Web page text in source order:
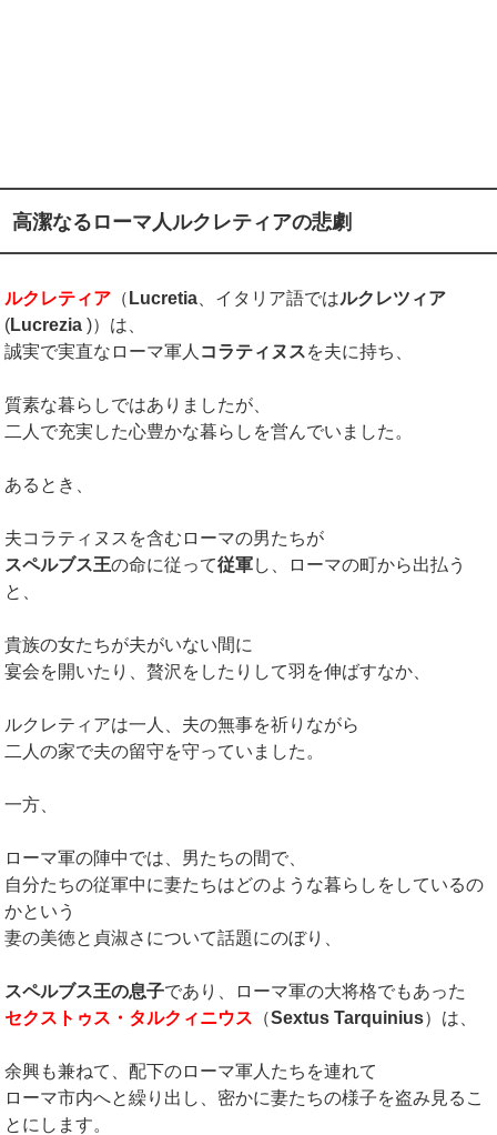
高潔なるローマ人ルクレティアの悲劇
ルクレティア （ Lucretia 、イタリア語ではルクレツィア
(Lucrezia )）は、
誠実で実直なローマ軍人 コラティヌスを夫に持ち、
質素な暮らしではありましたが、
二人で充実した心豊かな暮らしを営んでいました。
あるとき、
夫コラティヌスを含むローマの男たちが
スペルブス王の命に従って従軍し、ローマの町から出払う
と、
貴族の女たちが夫がいない間に
宴会を開いたり、贅沢をしたりして羽を伸ばすなか、
ルクレティアは一人、夫の無事を祈りながら
二人の家で夫の留守を守っていました。
一方、
ローマ軍の陣中では、男たちの間で、
自分たちの従軍中に妻たちはどのような暮らしをしているの
かという
妻の美徳と貞淑さについて話題にのぼり、
スペルブス王の息子であり、ローマ軍の大将格でもあった
セクストゥス・タルクィニウス （Sextus Tarquinius）は、
余興も兼ねて、配下のローマ軍人たちを連れて
ローマ市内へと繰り出し、密かに妻たちの様子を盗み見るこ
とにします。